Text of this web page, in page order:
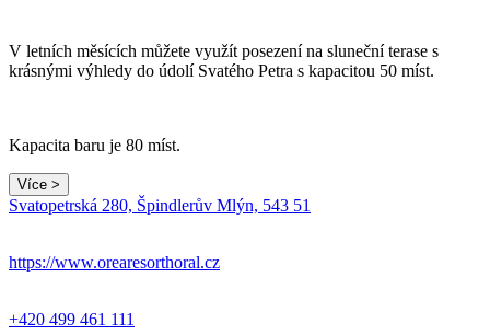
V letních měsících můžete využít posezení na sluneční terase s
krásnými výhledy do údolí Svatého Petra s kapacitou 50 míst.
Kapacita baru je 80 míst.
Více >
−
Svatopetrská 280, Špindlerův Mlýn, 543 51
https://www.orearesorthoral.cz
+420 499 461 111